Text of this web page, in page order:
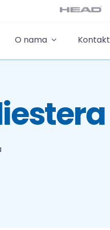
O nama Kontakt